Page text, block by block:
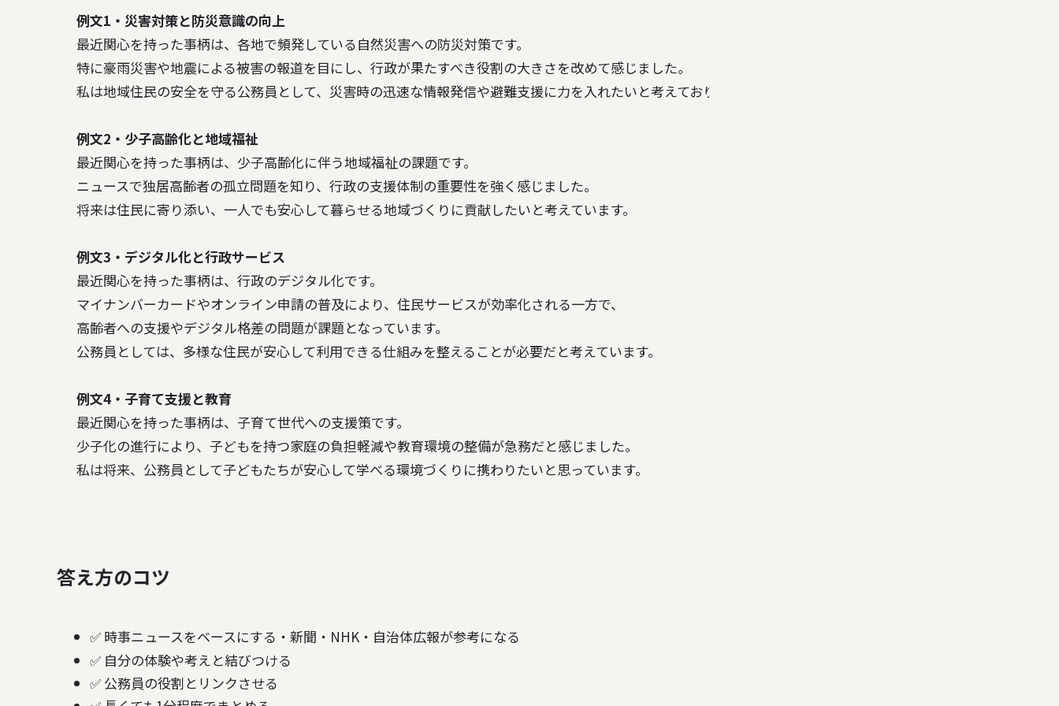
例文1・災害対策と防災意識の向上
最近関心を持った事柄は、各地で頻発している自然災害への防災対策です。
特に豪雨災害や地震による被害の報道を目にし、行政が果たすべき役割の大きさを改めて感じました。
例文2・少子高齢化と地域福祉
最近関心を持った事柄は、少子高齢化に伴う地域福祉の課題です。
ニュースで独居高齢者の孤立問題を知り、行政の支援体制の重要性を強く感じました。
例文3・デジタル化と行政サービス
最近関心を持った事柄は、行政のデジタル化です。
マイナンバーカードやオンライン申請の普及により、住民サービスが効率化される一方で、
高齢者への支援やデジタル格差の問題が課題となっています。
例文4・子育て支援と教育
最近関心を持った事柄は、子育て世代への支援策です。
少子化の進行により、子どもを持つ家庭の負担軽減や教育環境の整備が急務だと感じました。
答え方のコツ
✅ 時事ニュースをベースにする・新聞・NHK・自治体広報が参考になる
✅ 自分の体験や考えと結びつける
✅ 公務員の役割とリンクさせる